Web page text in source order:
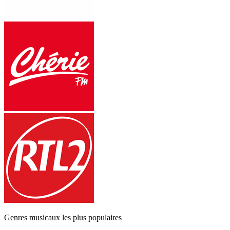
Genres musicaux les plus populaires